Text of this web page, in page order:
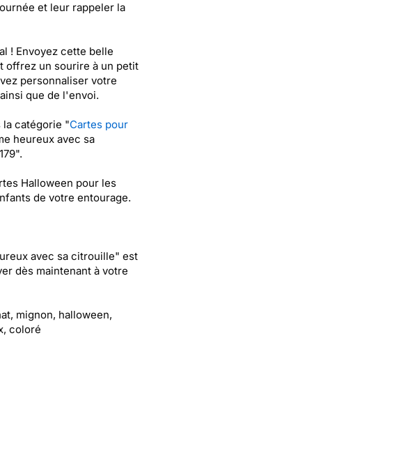
et leur rappeler la
! Envoyez cette belle
offrez un sourire à un petit
personnaliser votre
que de l'envoi.
catégorie "Cartes pour
heureux avec sa
Halloween pour les
de votre entourage.
avec sa citrouille" est
dès maintenant à votre
mignon, halloween,
coloré